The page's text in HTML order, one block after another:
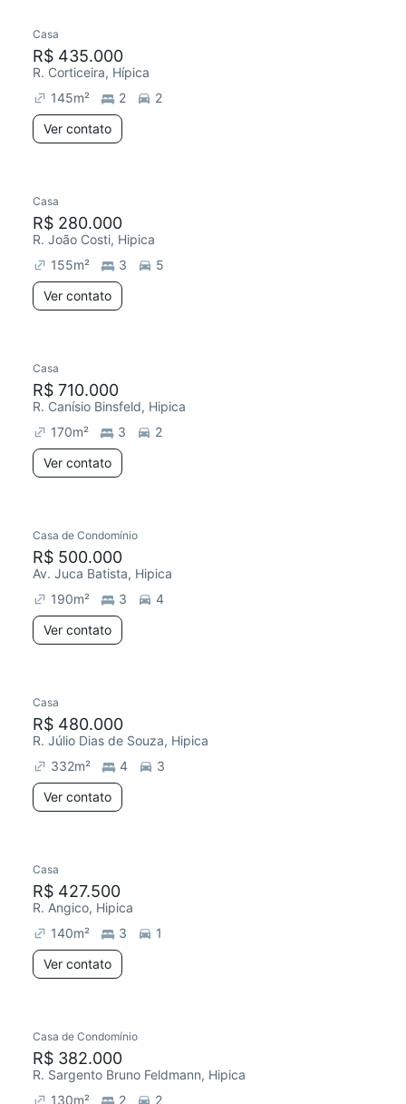
Casa
R$ 435.000
R. Corticeira, Hípica
145m² 2
2
Ver contato
Casa
R$ 280.000
R. João Costi, Hipica
155m² 3
5
Ver contato
Casa
R$ 710.000
R. Canísio Binsfeld, Hipica
170m² 3
2
Ver contato
Casa de Condomínio
R$ 500.000
Av. Juca Batista, Hipica
190m² 3
4
Ver contato
Casa
R$ 480.000
R. Júlio Dias de Souza, Hipica
332m² 4
3
Ver contato
Casa
R$ 427.500
R. Angico, Hipica
140m² 3
1
Ver contato
Casa de Condomínio
R$ 382.000
R. Sargento Bruno Feldmann, Hipica
130m² 2 2